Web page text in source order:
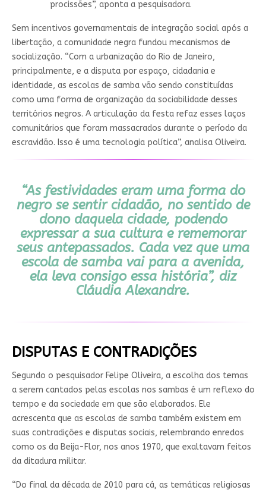
procissões”, aponta a pesquisadora.
Sem incentivos governamentais de integração social após a
libertação, a comunidade negra fundou mecanismos de
socialização. “Com a urbanização do Rio de Janeiro,
principalmente, e a disputa por espaço, cidadania e
identidade, as escolas de samba vão sendo constituídas
como uma forma de organização da sociabilidade desses
territórios negros. A articulação da festa refaz esses laços
comunitários que foram massacrados durante o período da
escravidão. Isso é uma tecnologia política”, analisa Oliveira.
“As festividades eram uma forma do
negro se sentir cidadão, no sentido de
dono daquela cidade, podendo
expressar a sua cultura e rememorar
seus antepassados. Cada vez que uma
escola de samba vai para a avenida,
ela leva consigo essa história”, diz
Cláudia Alexandre.
DISPUTAS E CONTRADIÇÕES
Segundo o pesquisador Felipe Oliveira, a escolha dos temas
a serem cantados pelas escolas nos sambas é um reflexo do
tempo e da sociedade em que são elaborados. Ele
acrescenta que as escolas de samba também existem em
suas contradições e disputas sociais, relembrando enredos
como os da Beija-Flor, nos anos 1970, que exaltavam feitos
da ditadura militar.
“Do final da década de 2010 para cá, as temáticas religiosas